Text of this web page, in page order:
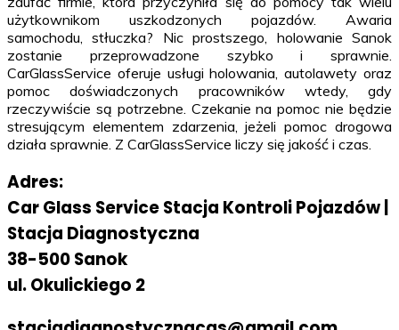
użytkownikom uszkodzonych pojazdów. Awaria
samochodu, stłuczka? Nic prostszego, holowanie Sanok
zostanie przeprowadzone szybko i sprawnie.
CarGlassService oferuje usługi holowania, autolawety oraz
pomoc doświadczonych pracowników wtedy, gdy
rzeczywiście są potrzebne. Czekanie na pomoc nie będzie
stresującym elementem zdarzenia, jeżeli pomoc drogowa
działa sprawnie. Z CarGlassService liczy się jakość i czas.
Adres:
Car Glass Service Stacja Kontroli Pojazdów |
Stacja Diagnostyczna
38-500 Sanok
ul. Okulickiego 2